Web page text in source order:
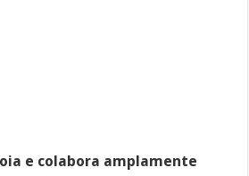
e colabora amplamente